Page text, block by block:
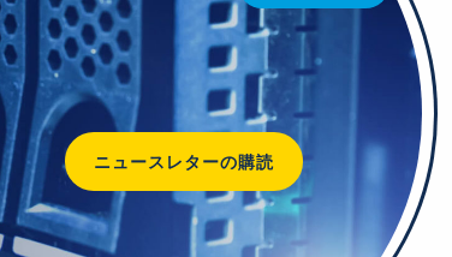
ニュースレターの購読